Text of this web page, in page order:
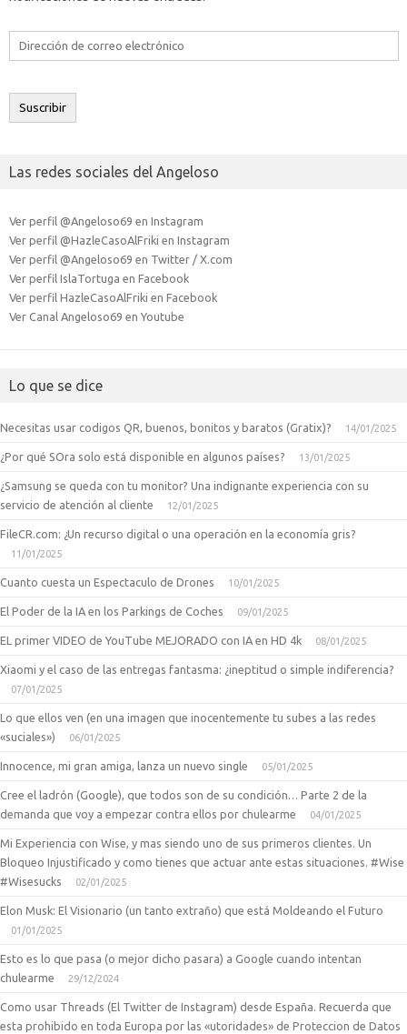
Dirección
electrónico
Suscribir
Las redes sociales del Angeloso
Ver perfil @Angeloso69 en Instagram
Ver perfil @HazleCasoAlFriki en Instagram
Ver perfil @Angeloso69 en Twitter / X.com
Ver perfil IslaTortuga en Facebook
Ver perfil HazleCasoAlFriki en Facebook
Ver Canal Angeloso69 en Youtube
Lo que se dice
Necesitas usar codigos QR, buenos, bonitos y baratos (Gratix)? 14/01/2025
¿Por qué SOra solo está disponible en algunos países? 13/01/2025
¿Samsung se queda con tu monitor? Una indignante experiencia con su
servicio de atención al cliente
12/01/2025
FileCR.com: ¿Un recurso digital o una operación en la economía gris?
11/01/2025
Cuanto cuesta un Espectaculo de Drones 10/01/2025
El Poder de la IA en los Parkings de Coches 09/01/2025
EL primer VIDEO de YouTube MEJORADO con IA en HD 4k 08/01/2025
Xiaomi y el caso de las entregas fantasma: ¿ineptitud o simple indiferencia?
07/01/2025
Lo que ellos ven (en una imagen que inocentemente tu subes a las redes
«suciales»)
06/01/2025
Innocence, mi gran amiga, lanza un nuevo single 05/01/2025
Cree el ladrón (Google), que todos son de su condición… Parte 2 de la
demanda que voy a empezar contra ellos por chulearme
04/01/2025
Mi Experiencia con Wise, y mas siendo uno de sus primeros clientes. Un
Bloqueo Injustificado y como tienes que actuar ante estas situaciones. #Wise
#Wisesucks
02/01/2025
Elon Musk: El Visionario (un tanto extraño) que está Moldeando el Futuro
01/01/2025
Esto es lo que pasa (o mejor dicho pasara) a Google cuando intentan
chulearme
29/12/2024
Como usar Threads (El Twitter de Instagram) desde España. Recuerda que
esta prohibido en toda Europa por las «utoridades» de Proteccion de Datos